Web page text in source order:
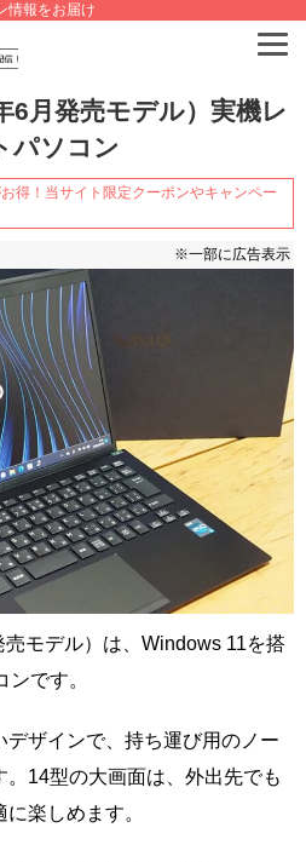
情報をお届け
6月発売モデル）実機レ
パソコン
得！当サイト限定クーポンやキャンペー
※一部に広告表示
モデル）は、Windows 11を搭
です。
ザインで、持ち運び用のノー
。14型の大画面は、外出先でも
楽しめます。